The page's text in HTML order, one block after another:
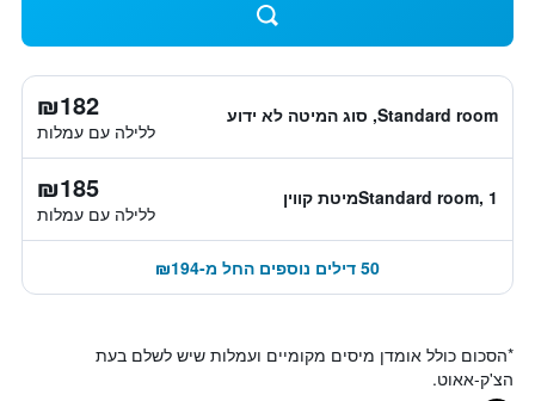
Standard room, סוג המיטה לא ידוע ₪182
ללילה עם עמלות
Standard room, 1מיטת קווין ₪185
ללילה עם עמלות
50 דילים נוספים החל מ-₪194
*הסכום כולל אומדן מיסים מקומיים ועמלות שיש לשלם בעת
הצ'ק-אאוט.